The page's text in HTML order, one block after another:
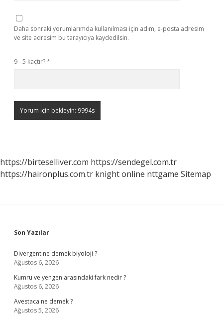
Daha sonraki yorumlarımda kullanılması için adım, e-posta adresim
ve site adresim bu tarayıcıya kaydedilsin.
9 - 5 kaçtır?*
https://birteselliver.com https://sendegel.com.tr
https://haironplus.com.tr knight online nttgame Sitemap
Sidebar
Son Yazılar
Divergent ne demek biyoloji ?
Ağustos 6, 2026
Kumru ve yengen arasındaki fark nedir ?
Ağustos 6, 2026
Avestaca ne demek ?
Ağustos 5, 2026